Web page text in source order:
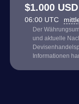
$1.000
06:00 UTC
Der
und aktuelle
Informationen